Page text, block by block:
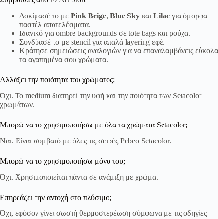
Δοκίμασέ το με Pink Beige, Blue Sky και Lilac για όμορφα
παστέλ αποτελέσματα.
Ιδανικό για ombre backgrounds σε tote bags και ρούχα.
Συνδύασέ το με stencil για απαλά layering εφέ.
Κράτησε σημειώσεις αναλογιών για να επαναλαμβάνεις εύκολα
τα αγαπημένα σου χρώματα.
Αλλάζει την ποιότητα του χρώματος;
Όχι. Το medium διατηρεί την υφή και την ποιότητα των Setacolor
χρωμάτων.
Μπορώ να το χρησιμοποιήσω με όλα τα χρώματα Setacolor;
Ναι. Είναι συμβατό με όλες τις σειρές Pebeo Setacolor.
Μπορώ να το χρησιμοποιήσω μόνο του;
Όχι. Χρησιμοποιείται πάντα σε ανάμιξη με χρώμα.
Επηρεάζει την αντοχή στο πλύσιμο;
Όχι, εφόσον γίνει σωστή θερμοστερέωση σύμφωνα με τις οδηγίες